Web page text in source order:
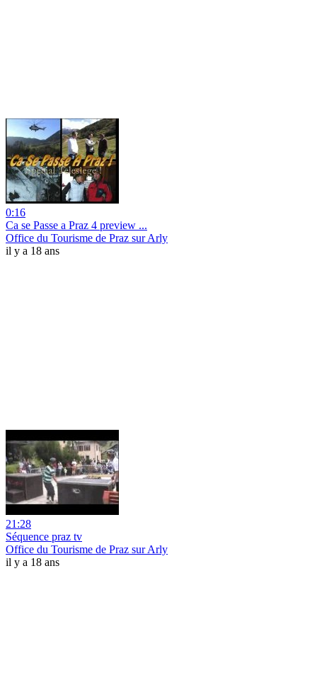
0:16
Ca se Passe a Praz 4 preview ...
Office du Tourisme de Praz sur Arly
il y a 18 ans
21:28
Séquence praz tv
Office du Tourisme de Praz sur Arly
il y a 18 ans